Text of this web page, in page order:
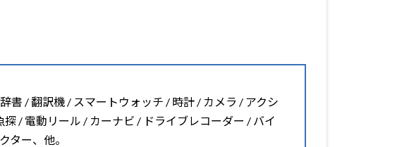
書 / 翻訳機 / スマートウォッチ / 時計 / カメラ / アクシ
/ 電動リール / カーナビ / ドライブレコーダー / バイ
ター、他。